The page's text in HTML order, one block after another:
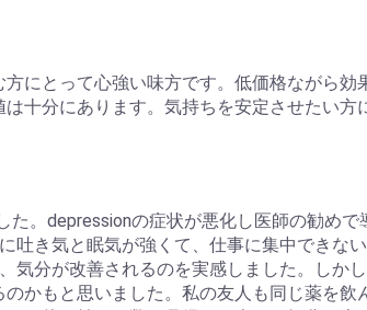
にとって心強い味方です。低価格ながら効
十分にあります。気持ちを安定させたい方
。depressionの症状が悪化し医師の勧めで
吐き気と眠気が強くて、仕事に集中できな
気分が改善されるのを実感しました。しか
かもと思いました。私の友人も同じ薬を飲